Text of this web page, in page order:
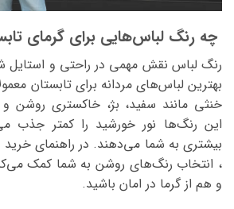
رنگ لباس نقش مهمی در راحتی و استایل
بهترین لباس‌های مردانه برای تابستان
خنثی مانند سفید، بژ، خاکستری روشن
این رنگ‌ها نور خورشید را کمتر
بیشتری به شما می‌دهند. در راهنمای خرید
، انتخاب رنگ‌های روشن به شما کمک
و هم از گرما در امان باشید.